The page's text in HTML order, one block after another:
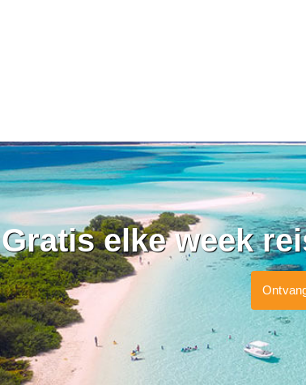
Gratis elke week